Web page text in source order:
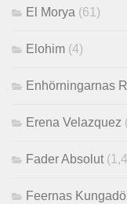
El Morya (61)
Elohim (4)
Enhörningarnas
Erena Velazquez
Fader Absolut
Feernas